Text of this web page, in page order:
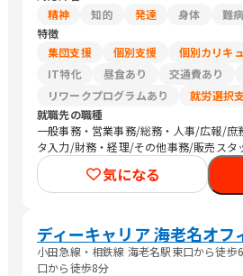
精神
知的 発達 身体
難病
特徴
集団支援
個別支援 個別カリキ
IT特化
昼食あり 交通費あり
リワークプログラムあり
就労選択
就職先の職種
一般事務・営業事務/総務・人事/広報/庶
タ入力/財務・経理/その他事務/販売スタ
ド・商品管理/編集者/Web制作/デザイ
報システム/その他IT/ヘルプデスク/建築
施工管理/CADオペレーター/その他専門
気になる
ディーキャリア 海老名オフ
小田急線・相鉄線 海老名駅東口から徒歩
口から徒歩8分